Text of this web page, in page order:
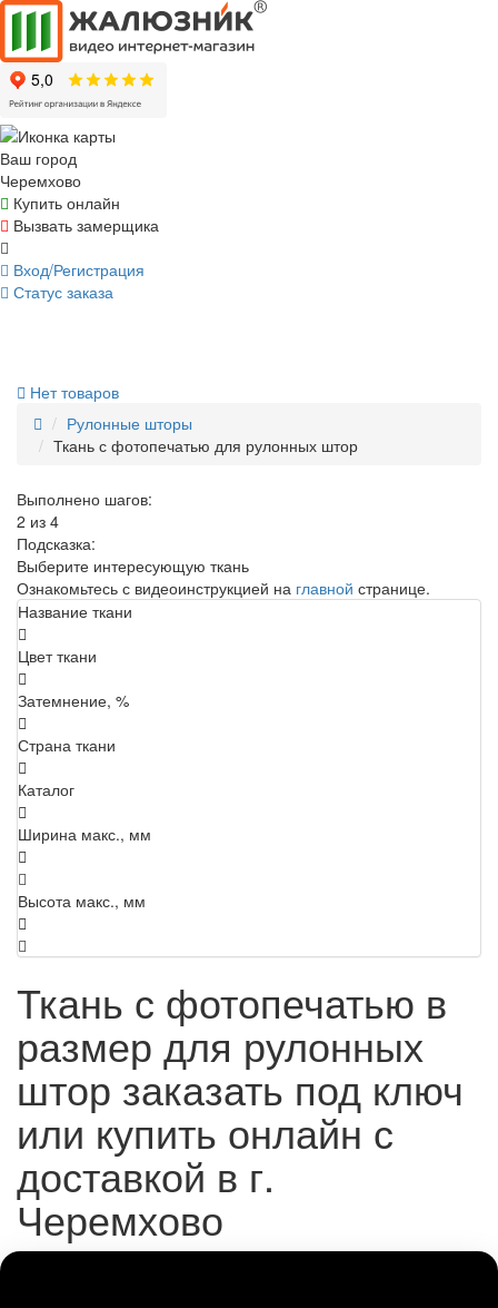
Ваш город
Черемхово
Купить онлайн
Вызвать замерщика
Вход/Регистрация
Статус заказа
Нет товаров
Рулонные шторы
Ткань с фотопечатью для рулонных штор
Выполнено шагов:
2 из 4
Подсказка:
Выберите интересующую ткань
Ознакомьтесь с видеоинструкцией на главной странице.
Название ткани
Цвет ткани
Затемнение, %
Страна ткани
Каталог
Ширина макс., мм
Высота макс., мм
Ткань с фотопечатью в
размер для рулонных
штор заказать под ключ
или купить онлайн с
доставкой в г.
Черемхово